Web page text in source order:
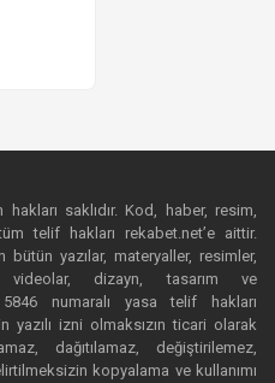
saklıdır. Kod, haber, resim,
telif hakları rekabet.net’e aittir.
yazılar, materyaller, resimler,
videolar, dizayn, tasarım ve
numaralı yasa telif hakları
yazılı izni olmaksızın ticari olarak
dağıtılamaz, değiştirilemez,
kopyalama ve kullanımı